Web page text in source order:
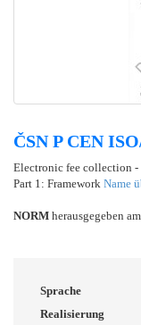
ČSN P CEN
Electronic fee collection -
Part 1: Framework Name
NORM herausgegeben am
Sprache
Realisierung